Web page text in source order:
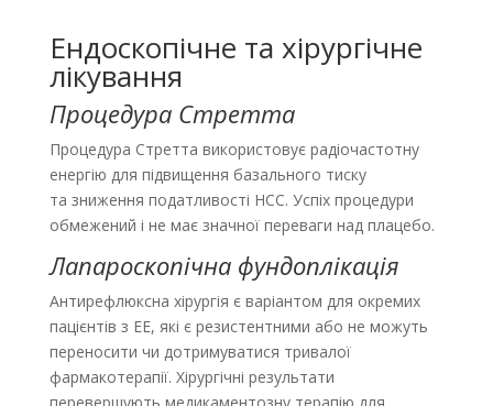
Ендоскопічне та хірургічне
лікування
Процедура Стретта
Процедура Стретта використовує радіочастотну
енергію для підвищення базального тиску
та зниження податливості НСС. Успіх процедури
обмежений і не має значної переваги над плацебо.
Лапароскопічна фундоплікація
Антирефлюксна хірургія є варіантом для окремих
пацієнтів з ЕЕ, які є резистентними або не можуть
переносити чи дотримуватися тривалої
фармакотерапії. Хірургічні результати